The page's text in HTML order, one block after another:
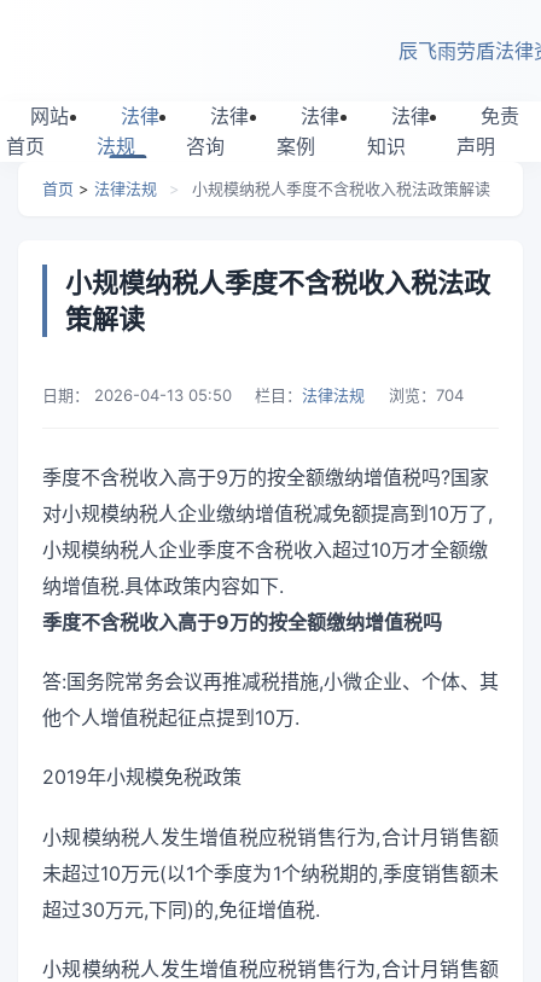
辰飞雨劳盾法律
网站
首页
法律
法规
法律
咨询
法律
案例
法律
知识
免责
声明
首页 > 法律法规 > 小规模纳税人季度不含税收入税法政策解读
小规模纳税人季度不含税收入税法政
策解读
日期： 2026-04-13 05:50 栏目： 法律法规 浏览： 704
季度不含税收入高于9万的按全额缴纳增值税吗?国家
对小规模纳税人企业缴纳增值税减免额提高到10万了,
小规模纳税人企业季度不含税收入超过10万才全额缴
纳增值税.具体政策内容如下.
季度不含税收入高于9万的按全额缴纳增值税吗
答:国务院常务会议再推减税措施,小微企业、个体、其
他个人增值税起征点提到10万.
2019年小规模免税政策
小规模纳税人发生增值税应税销售行为,合计月销售额
未超过10万元(以1个季度为1个纳税期的,季度销售额未
超过30万元,下同)的,免征增值税.
小规模纳税人发生增值税应税销售行为,合计月销售额